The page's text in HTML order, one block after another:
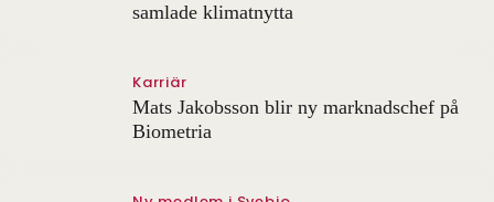
samlade klimatnytta
Karriär
Mats Jakobsson blir ny marknadschef på
Biometria